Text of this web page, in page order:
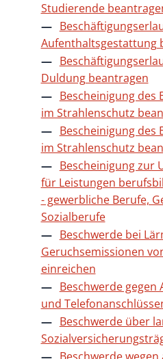
Studierende
Aufenthaltsgestattung
Duldung beantragen
Bescheinigung des
im Strahlenschutz
Bescheinigung des
im Strahlenschutz
Bescheinigung zur
für Leistungen
- gewerbliche Berufe,
Sozialberufe
Beschwerde bei
Geruchsemissionen
einreichen
Beschwerde
und
Beschwerde über